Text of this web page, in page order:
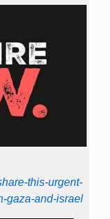
this-urgent-
gaza-and-israel